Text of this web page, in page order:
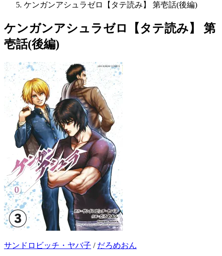
ケンガンアシュラゼロ【タテ読み】 第壱話(後編)
ケンガンアシュラゼロ【タテ読み】 第
壱話(後編)
サンドロビッチ・ヤバ子 / だろめおん